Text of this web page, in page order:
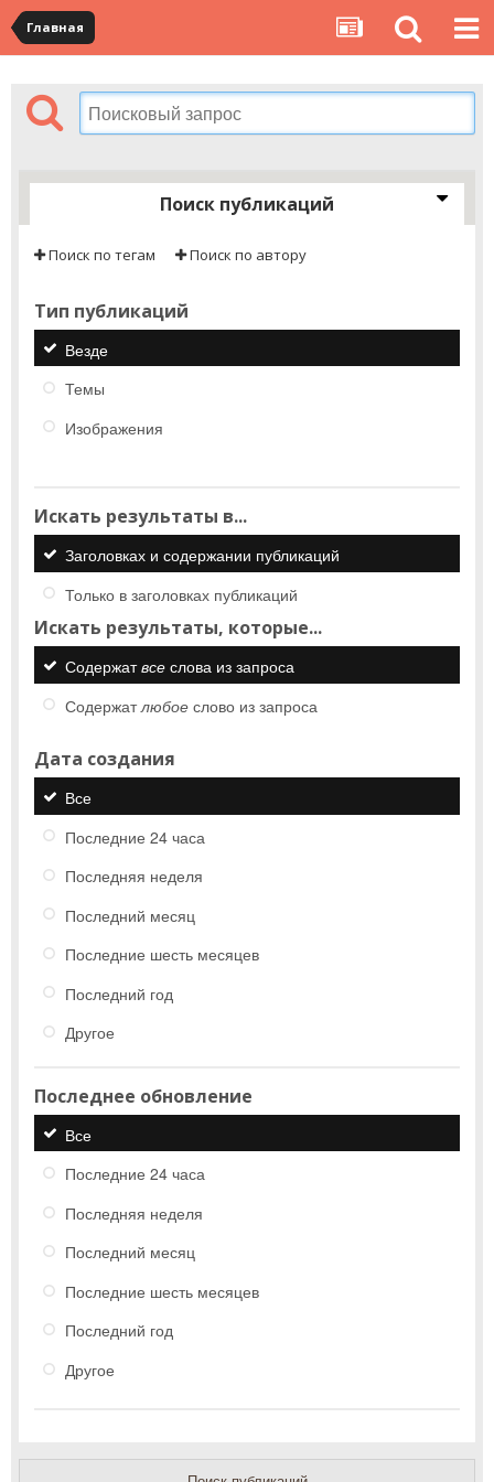
Главная
Поиск публикаций
Поиск по тегам Поиск по автору
Тип публикаций
Везде
Темы
Изображения
Искать результаты в...
Заголовках и содержании публикаций
Только в заголовках публикаций
Искать результаты, которые...
Содержатвсе слова из запроса
Содержатлюбое слово из запроса
Дата создания
Все
Последние 24 часа
Последняя неделя
Последний месяц
Последние шесть месяцев
Последний год
Другое
Последнее обновление
Все
Последние 24 часа
Последняя неделя
Последний месяц
Последние шесть месяцев
Последний год
Другое